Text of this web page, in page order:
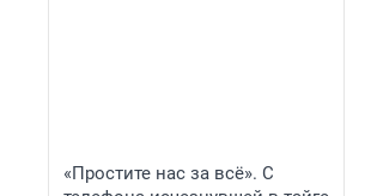
«Простите нас за всё». С